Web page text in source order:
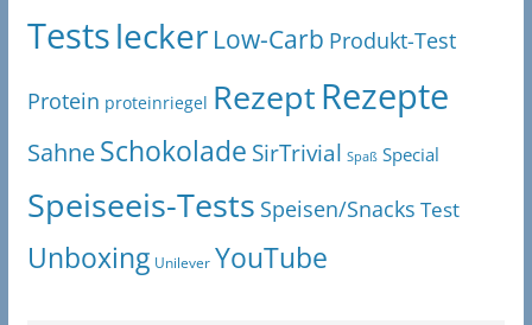
Testslecker Low-Carb Produkt-Test
Protein proteinriegel RezeptRezepte
SahneSchokolade SirTrivial Spaß Special
Speiseeis-Tests Speisen/Snacks Test
Unboxing Unilever YouTube